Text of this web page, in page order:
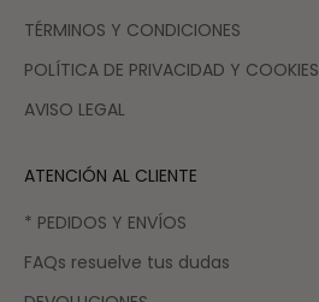
TÉRMINOS Y CONDICIONES
POLÍTICA DE PRIVACIDAD Y COOKIES
AVISO LEGAL
ATENCIÓN AL CLIENTE
* PEDIDOS Y ENVÍOS
FAQs resuelve tus dudas